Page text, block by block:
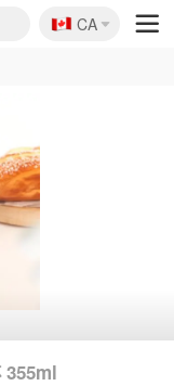
🇨🇦
CA
355ml